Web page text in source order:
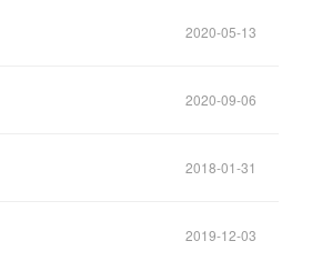
2020-05-13
2020-09-06
2018-01-31
2019-12-03